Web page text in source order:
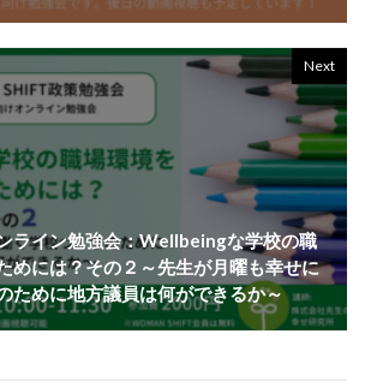
Next
ライン勉強会：Wellbeingな学校の職
めには？その２～先生が月曜も幸せに
ために地方議員は何ができるか～